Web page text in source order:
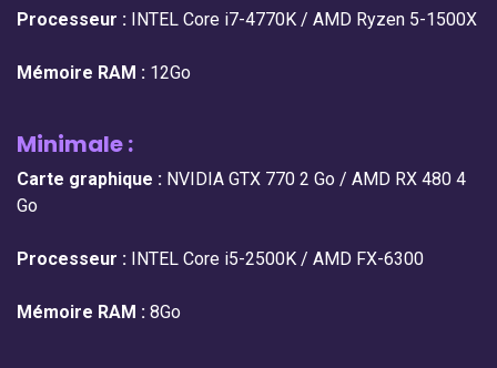
Processeur : INTEL Core i7-4770K / AMD Ryzen 5-1500X
Mémoire RAM : 12Go
Minimale :
Carte graphique : NVIDIA GTX 770 2 Go / AMD RX 480 4
Go
Processeur : INTEL Core i5-2500K / AMD FX-6300
Mémoire RAM : 8Go